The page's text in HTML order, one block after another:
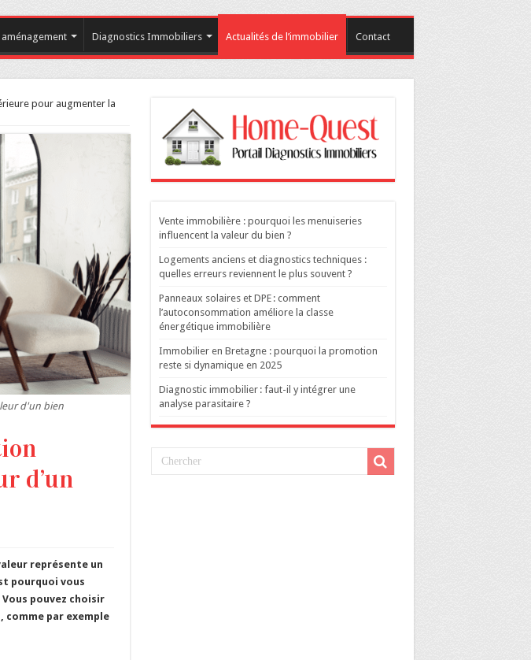
Diagnostics Immobiliers Actualités de l’immobilier Contact
pour augmenter la
d'un bien
d’un
représente un
pourquoi vous
pouvez choisir
comme par exemple
Vente immobilière : pourquoi les menuiseries
influencent la valeur du bien ?
Logements anciens et diagnostics techniques :
quelles erreurs reviennent le plus souvent ?
Panneaux solaires et DPE : comment
l’autoconsommation améliore la classe
énergétique immobilière
Immobilier en Bretagne : pourquoi la promotion
reste si dynamique en 2025
Diagnostic immobilier : faut-il y intégrer une
analyse parasitaire ?